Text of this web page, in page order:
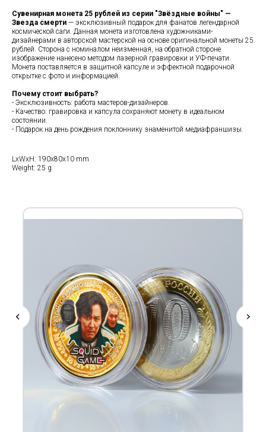
Сувенирная монета 25 рублей из серии "Звёздные войны" —
Звезда смерти — эксклюзивный подарок для фанатов легендарной
космической саги. Данная монета изготовлена художниками-
дизайнерами в авторской мастерской на основе оригинальной монеты 25
рублей. Сторона с номиналом неизменная, на обратной стороне
изображение нанесено методом лазерной гравировки и УФ-печати.
Монета поставляется в защитной капсуле и эффектной подарочной
открытке с фото и информацией.
Почему стоит выбрать?
- Эксклюзивность: работа мастеров-дизайнеров.
- Качество: гравировка и капсула сохраняют монету в идеальном
состоянии.
- Подарок на день рождения поклоннику знаменитой медиафраншизы.
LxWxH: 190x80x10 mm
Weight: 25 g